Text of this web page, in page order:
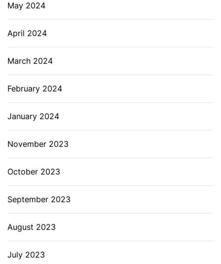
May 2024
April 2024
March 2024
February 2024
January 2024
November 2023
October 2023
September 2023
August 2023
July 2023